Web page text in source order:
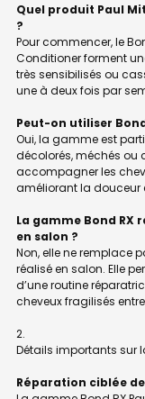
Quel produit Paul
?
Pour commencer, le
Conditioner forment
très sensibilisés ou
une à deux fois par
Peut-on utiliser
Oui, la gamme est
décolorés, méchés ou
accompagner les
améliorant la douceur
La gamme Bond
en salon ?
Non, elle ne remplace
réalisé en salon. Elle
d’une routine
cheveux fragilisés
Détails importants sur
Réparation ciblée